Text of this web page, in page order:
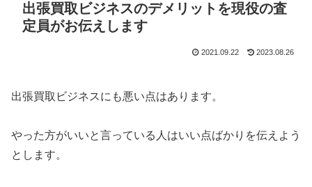
出張買取ビジネスのデメリットを現役の査
定員がお伝えします
2021.09.22 2023.08.26
出張買取ビジネスにも悪い点はあります。
やった方がいいと言っている人はいい点ばかりを伝えよう
とします。